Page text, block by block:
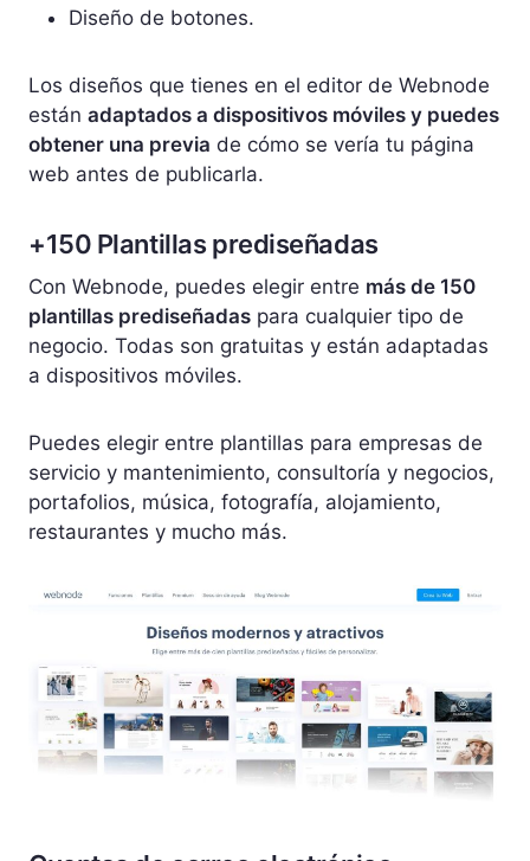
Diseño de botones.
Los diseños que tienes en el editor de Webnode
están adaptados a dispositivos móviles y puedes
obtener una previa de cómo se vería tu página
web antes de publicarla.
+150 Plantillas prediseñadas
Con Webnode, puedes elegir entre más de 150
plantillas prediseñadas para cualquier tipo de
negocio. Todas son gratuitas y están adaptadas
a dispositivos móviles.
Puedes elegir entre plantillas para empresas de
servicio y mantenimiento, consultoría y negocios,
portafolios, música, fotografía, alojamiento,
restaurantes y mucho más.